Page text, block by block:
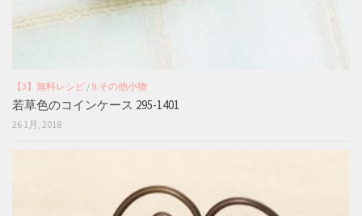
【3】無料レシピ / 9.その他小物
若草色のコインケース 295-1401
26 1月, 2018